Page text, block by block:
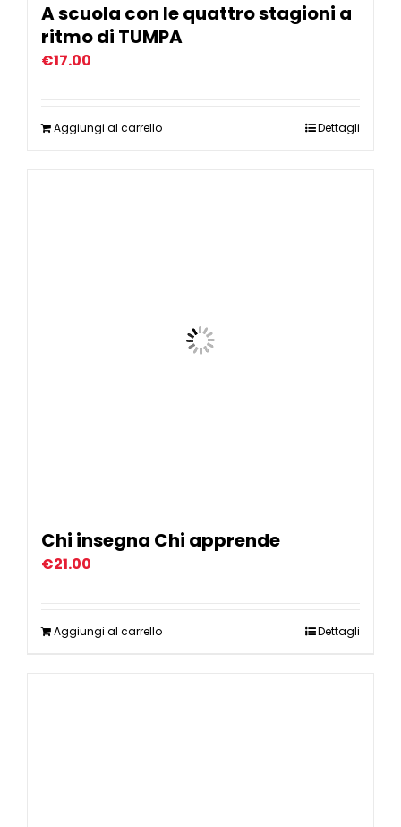
A scuola con le quattro stagioni a
ritmo di TUMPA
€17.00
Aggiungi al carrello Dettagli
Chi insegna Chi apprende
€21.00
Aggiungi al carrello Dettagli